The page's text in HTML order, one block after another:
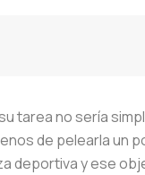
tarea no sería
de pelearla un
deportiva y ese